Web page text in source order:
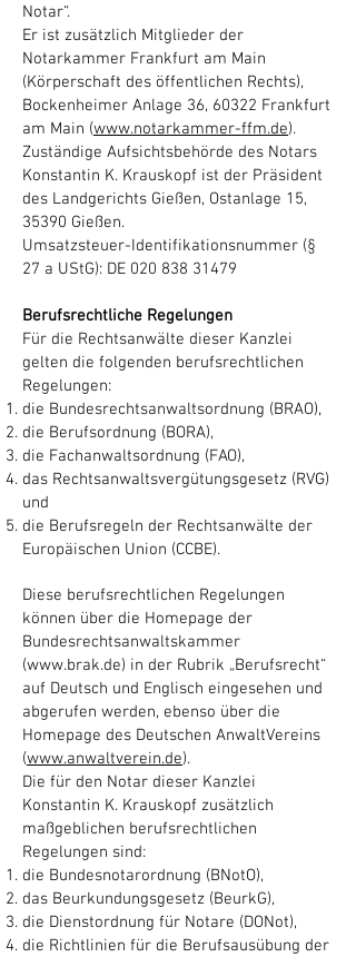
Notar“.
Er ist zusätzlich Mitglieder der
Notarkammer Frankfurt am Main
(Körperschaft des öffentlichen Rechts),
Bockenheimer Anlage 36, 60322 Frankfurt
am Main (www.notarkammer-ffm.de).
Zuständige Aufsichtsbehörde des Notars
Konstantin K. Krauskopf ist der Prä­sident
des Landgerichts Gießen, Ostanlage 15,
35390 Gießen.
Umsatzsteuer-Identifikationsnummer (§
27 a UStG): DE 020 838 31479
Berufsrechtliche Regelungen
Für die Rechtsanwälte dieser Kanzlei
gelten die folgenden berufsrechtlichen
Regelungen:
die Bundesrechtsanwaltsordnung (BRAO),
die Berufsordnung (BORA),
die Fachanwaltsordnung (FAO),
das Rechtsanwaltsvergütungsgesetz (RVG)
und
die Berufsregeln der Rechtsanwälte der
Europäischen Union (CCBE).
Diese berufsrechtlichen Regelungen
können über die Homepage der
Bundesrechtsanwalts­kammer
(www.brak.de) in der Rubrik „Berufsrecht“
auf Deutsch und Englisch eingesehen und
abgerufen werden, ebenso über die
Homepage des Deutschen AnwaltVereins
(www.anwaltverein.de).
Die für den Notar dieser Kanzlei
Konstantin K. Krauskopf zusätzlich
maßgebli­chen berufsrechtlichen
Regelungen sind:
die Bundesnotarordnung (BNotO),
das Beurkundungsgesetz (BeurkG),
die Dienstordnung für Notare (DONot),
die Richtlinien für die Berufsausübung der